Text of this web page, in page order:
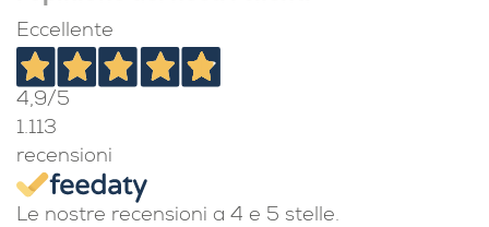
DICONO DI NOI
l'opinione dei nostri clienti
Eccellente
4,9/5
1.113